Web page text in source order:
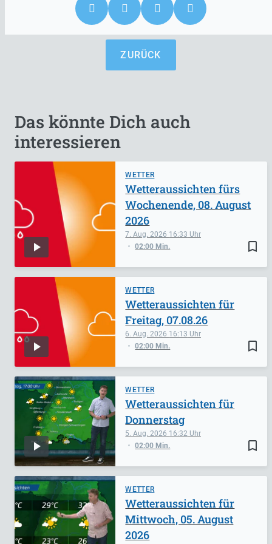
ZURÜCK
Das könnte Dich auch
interessieren
WETTER
bookmark_border
7. Aug. 2026 16:33
02:00 Min.
Wetteraussichten fürs
Wochenende, 08. August
2026
WETTER
bookmark_border
6. Aug. 2026 16:13
02:00 Min.
Wetteraussichten für
Freitag, 07.08.26
WETTER
bookmark_border
5. Aug. 2026 16:32
02:00 Min.
Wetteraussichten für
Donnerstag
WETTER
Wetteraussichten für
Mittwoch, 05. August
2026